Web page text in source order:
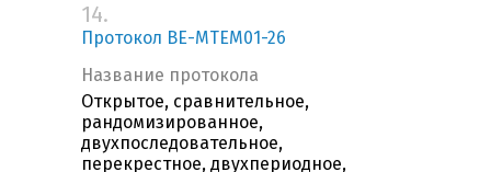
14.
Протокол BE-MTEM01-26
Название протокола
Открытое, сравнительное,
рандомизированное,
двухпоследовательное,
перекрестное, двухпериодное,